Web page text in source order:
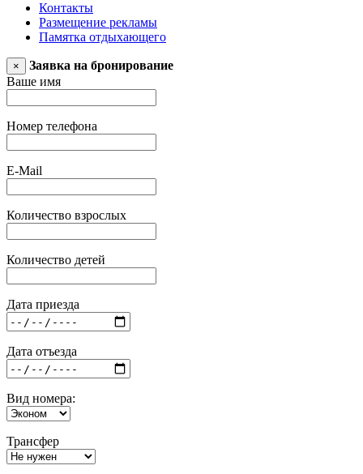
Контакты
Размещение рекламы
Памятка отдыхающего
×
Заявка на бронирование
Ваше имя
Номер телефона
E-Mail
Количество взрослых
Количество детей
Дата приезда
Дата отъезда
Вид номера:
Трансфер